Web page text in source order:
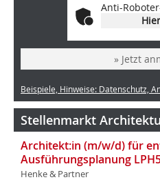
Anti-
» Jetzt
Beispiele, Hinweise: Datenschutz,
Stellenmarkt
Architekt:in (m/w/d) für
Ausführungsplanung
Henke & Partner